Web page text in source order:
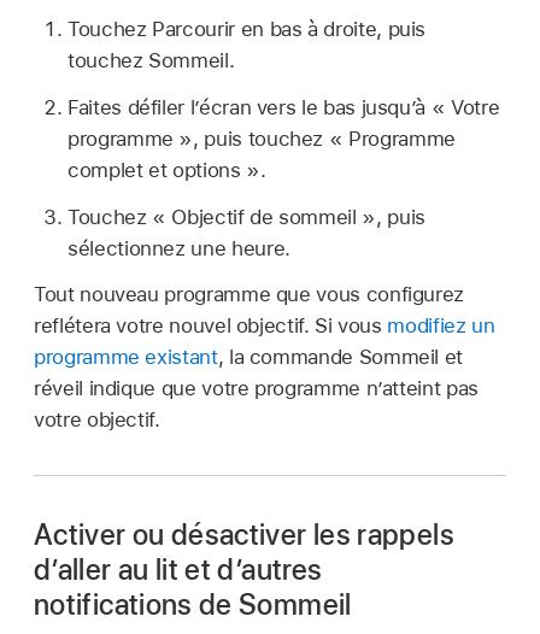
Touchez Parcourir en bas à droite, puis
touchez Sommeil.
Faites défiler l’écran vers le bas jusqu’à « Votre
programme », puis touchez « Programme
complet et options ».
Touchez « Objectif de sommeil », puis
sélectionnez une heure.
Tout nouveau programme que vous configurez
reflétera votre nouvel objectif. Si vous modifiez un
programme existant, la commande Sommeil et
réveil indique que votre programme n’atteint pas
votre objectif.
Activer ou désactiver les rappels
d’aller au lit et d’autres
notifications de Sommeil